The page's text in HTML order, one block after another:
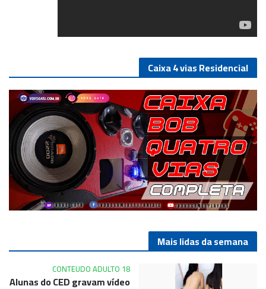
Caixa 4 vias Residencial
Mais lidas da semana
CONTEUDO ADULTO 18
Alunas do CED gravam vídeo